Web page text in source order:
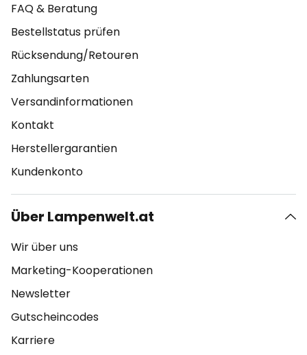
FAQ & Beratung
Bestellstatus prüfen
Rücksendung/Retouren
Zahlungsarten
Versandinformationen
Kontakt
Herstellergarantien
Kundenkonto
Über Lampenwelt.at
Wir über uns
Marketing-Kooperationen
Newsletter
Gutscheincodes
Karriere